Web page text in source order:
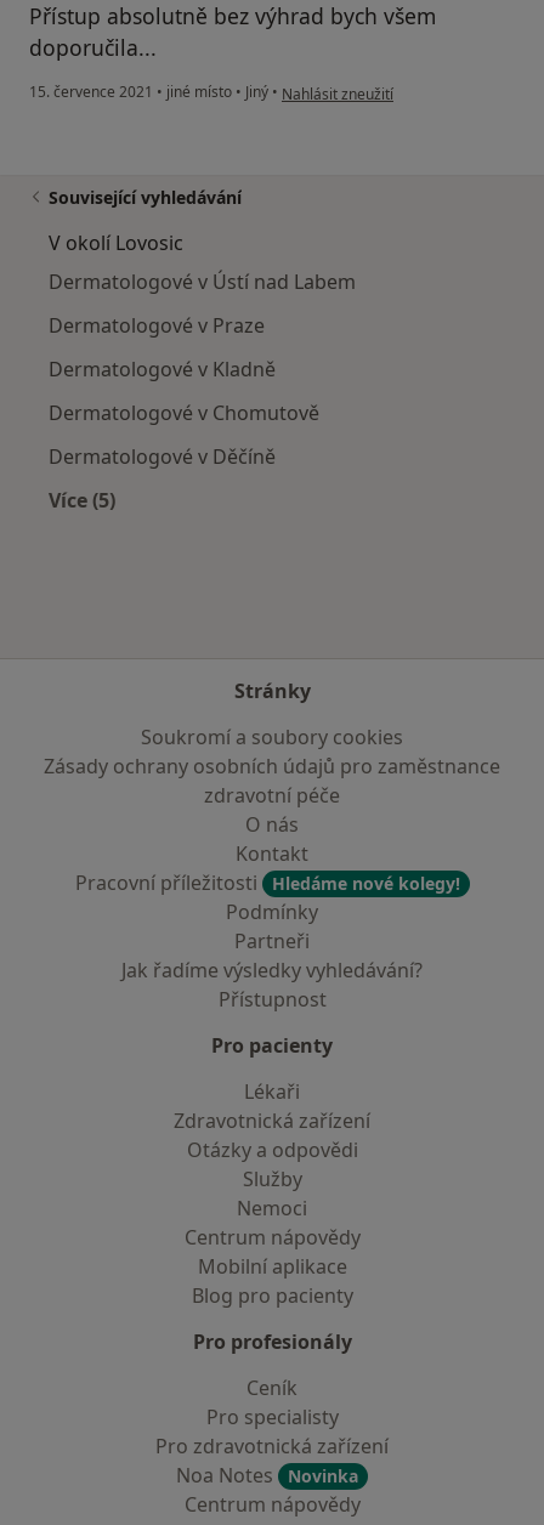
Přístup absolutně bez výhrad bych všem
doporučila...
15. července 2021 • jiné místo • Jiný • podle názoru uživatele Sisa
Nahlásit zneužití
Související vyhledávání
V okolí Lovosic
Dermatologové v Ústí nad Labem
Dermatologové v Praze
Dermatologové v Kladně
Dermatologové v Chomutově
Dermatologové v Děčíně
Více (5)
Stránky
Soukromí a soubory cookies
Zásady ochrany osobních údajů pro zaměstnance
zdravotní péče
O nás
Kontakt
Pracovní příležitosti
Hledáme nové kolegy!
Podmínky
Partneři
Jak řadíme výsledky vyhledávání?
Přístupnost
Pro pacienty
Lékaři
Zdravotnická zařízení
Otázky a odpovědi
Služby
Nemoci
Centrum nápovědy
Mobilní aplikace
Blog pro pacienty
Pro profesionály
Ceník
Pro specialisty
Pro zdravotnická zařízení
Noa Notes
Novinka
Centrum nápovědy